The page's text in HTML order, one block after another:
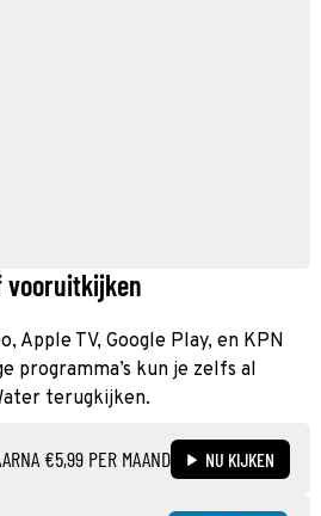
vooruitkijken
Apple TV, Google Play, en KPN
programma’s kun je zelfs al
terugkijken.
€5,99 PER MAAND NU KIJKEN